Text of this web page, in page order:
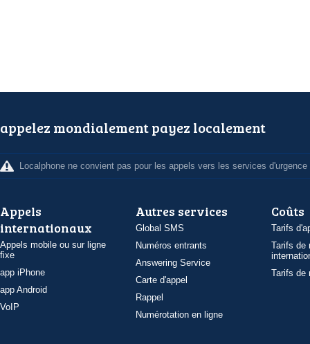
appelez mondialement payez localement
Localphone ne convient pas pour les appels vers les services d'urgence
Appels
internationaux
Appels mobile ou sur ligne
fixe
app iPhone
app Android
VoIP
Autres services
Global SMS
Numéros entrants
Answering Service
Carte d'appel
Rappel
Numérotation en ligne
Coûts
Tarifs
Tarifs de
Tarifs de